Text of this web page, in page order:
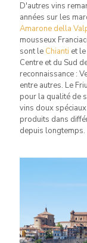
D'autres vins
années sur les
Amarone della
mousseux
sont le Chianti et
Centre et du Sud
reconnaissance :
entre autres. Le
pour la qualité de
vins doux
produits dans
depuis longtemps.